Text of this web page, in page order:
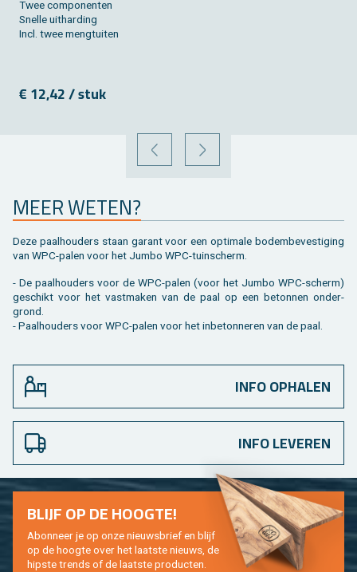
Twee com­po­nen­ten
Snel­le uit­har­ding
Incl. twee mengtui­ten
€ 12,42 / stuk
VORIGE VOLGENDE
MEER WETEN?
Deze paal­hou­ders staan ga­rant voor een op­ti­ma­le bo­dem­be­ves­ti­ging
van WPC-palen voor het Jumbo WPC-tuin­scherm.
- De paal­hou­ders voor de WPC-palen (voor het Jumbo WPC-scherm)
ge­schikt voor het vast­ma­ken van de paal op een be­ton­nen on­der­
grond.
- Paal­hou­ders voor WPC-palen voor het in­be­ton­ne­ren van de paal.
INFO OPHALEN
INFO LEVEREN
BLIJF OP DE HOOG­TE!
Abon­neer je op onze nieuws­brief en blijf
op de hoog­te over het laat­ste nieuws, de
hip­s­te trends of de laat­ste pro­duc­ten.